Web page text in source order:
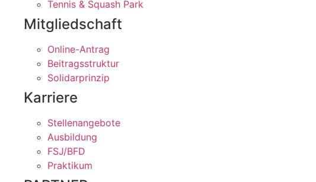
Tennis & Squash Park
Mitgliedschaft
Online-Antrag
Beitragsstruktur
Solidarprinzip
Karriere
Stellenangebote
Ausbildung
FSJ/BFD
Praktikum